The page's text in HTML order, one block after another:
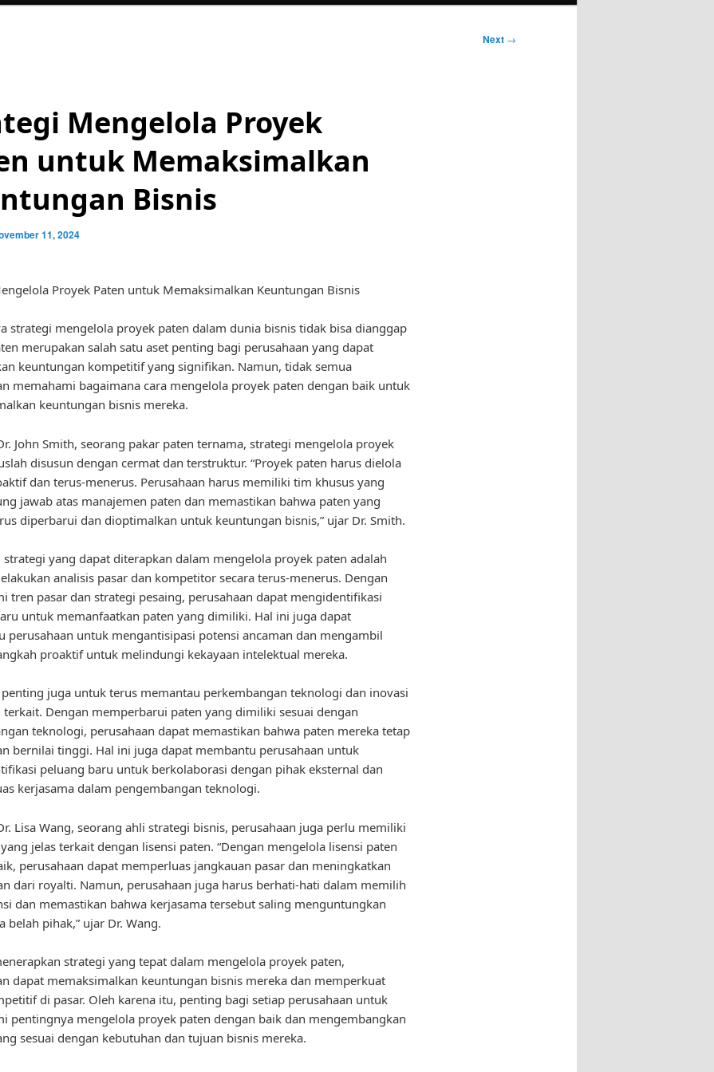
Next →
Mengelola Proyek
untuk Memaksimalkan
Bisnis
11, 2024
Proyek Paten untuk Memaksimalkan Keuntungan Bisnis
strategi mengelola proyek paten dalam dunia bisnis tidak bisa dianggap
merupakan salah satu aset penting bagi perusahaan yang dapat
keuntungan kompetitif yang signifikan. Namun, tidak semua
memahami bagaimana cara mengelola proyek paten dengan baik untuk
keuntungan bisnis mereka.
John Smith, seorang pakar paten ternama, strategi mengelola proyek
disusun dengan cermat dan terstruktur. “Proyek paten harus dielola
dan terus-menerus. Perusahaan harus memiliki tim khusus yang
jawab atas manajemen paten dan memastikan bahwa paten yang
diperbarui dan dioptimalkan untuk keuntungan bisnis,” ujar Dr. Smith.
strategi yang dapat diterapkan dalam mengelola proyek paten adalah
analisis pasar dan kompetitor secara terus-menerus. Dengan
tren pasar dan strategi pesaing, perusahaan dapat mengidentifikasi
untuk memanfaatkan paten yang dimiliki. Hal ini juga dapat
perusahaan untuk mengantisipasi potensi ancaman dan mengambil
proaktif untuk melindungi kekayaan intelektual mereka.
juga untuk terus memantau perkembangan teknologi dan inovasi
Dengan memperbarui paten yang dimiliki sesuai dengan
teknologi, perusahaan dapat memastikan bahwa paten mereka tetap
bernilai tinggi. Hal ini juga dapat membantu perusahaan untuk
peluang baru untuk berkolaborasi dengan pihak eksternal dan
kerjasama dalam pengembangan teknologi.
Lisa Wang, seorang ahli strategi bisnis, perusahaan juga perlu memiliki
jelas terkait dengan lisensi paten. “Dengan mengelola lisensi paten
perusahaan dapat memperluas jangkauan pasar dan meningkatkan
dari royalti. Namun, perusahaan juga harus berhati-hati dalam memilih
dan memastikan bahwa kerjasama tersebut saling menguntungkan
belah pihak,” ujar Dr. Wang.
strategi yang tepat dalam mengelola proyek paten,
dapat memaksimalkan keuntungan bisnis mereka dan memperkuat
di pasar. Oleh karena itu, penting bagi setiap perusahaan untuk
pentingnya mengelola proyek paten dengan baik dan mengembangkan
sesuai dengan kebutuhan dan tujuan bisnis mereka.